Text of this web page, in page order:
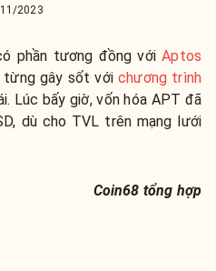
2023
phần tương đồng vớiAptos
từng gây sốt vớichương trình
Lúc bấy giờ, vốn hóa APT đã
dù cho TVL trên mạng lưới
Coin68 tổng hợp